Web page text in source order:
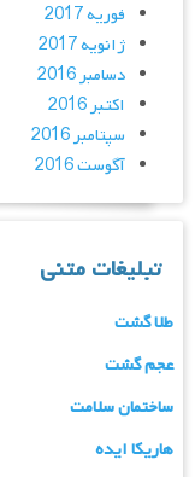
فوریه 2017
ژانویه 2017
دسامبر 2016
اکتبر 2016
سپتامبر 2016
آگوست 2016
تبلیغات متنی
طلا گشت
عجم گشت
ساختمان سلامت
هاریکا ایده